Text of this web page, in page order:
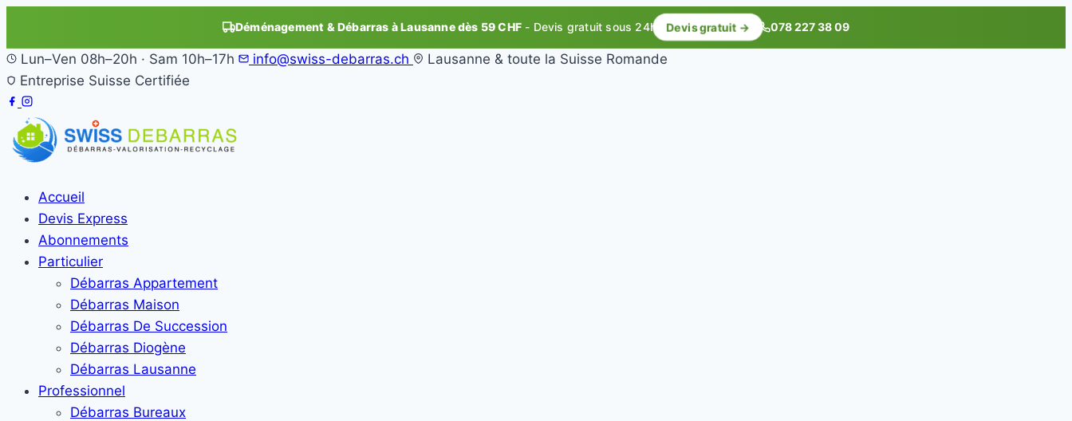
Déménagement & Débarras à Lausanne dès 59 CHF - Devis gratuit sous 24h Devis gratuit → 078 227 38 09
Lun–Ven 08h–20h · Sam 10h–17h info@swiss-debarras.ch
Lausanne & toute la Suisse Romande
Entreprise Suisse Certifiée
Accueil
Devis Express
Abonnements
Particulier
Débarras Appartement
Débarras Maison
Débarras De Succession
Débarras Diogène
Débarras Lausanne
Professionnel
Débarras Bureaux